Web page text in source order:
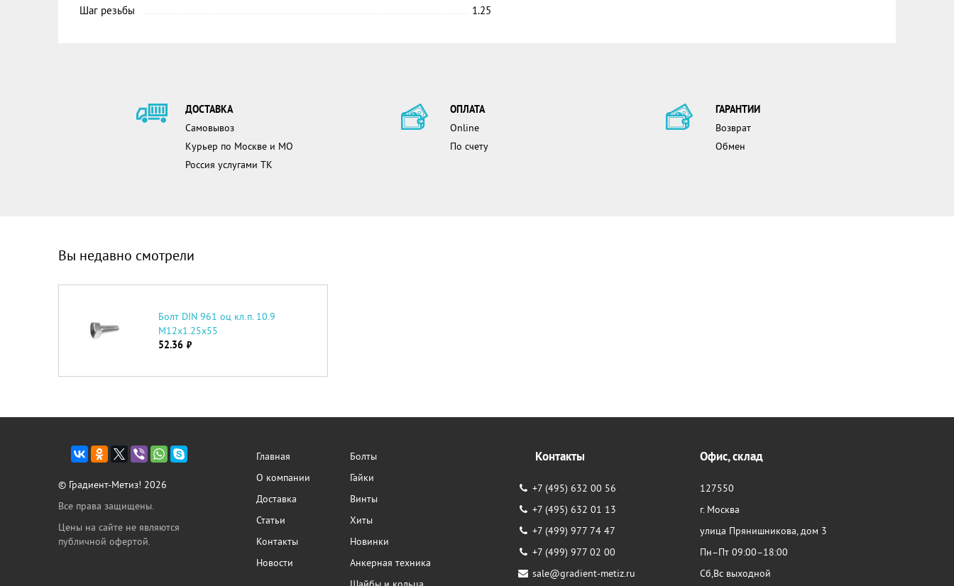
Шаг резьбы
1.25
ДОСТАВКА
Самовывоз
Курьер по Москве и МО
Россия услугами ТК
ОПЛАТА
Online
По счету
ГАРАНТИИ
Возврат
Обмен
Вы недавно смотрели
Болт DIN 961 оц кл.п. 10.9
М12х1.25х55
52.36 руб.
© Градиент-Метиз! 2026
Все права защищены.
Цены на сайте не являются
публичной офертой.
Главная
О компании
Доставка
Статьи
Контакты
Новости
Болты
Гайки
Винты
Хиты
Новинки
Анкерная техника
Контакты
+7 (495) 632 00 56
+7 (495) 632 01 13
+7 (499) 977 74 47
+7 (499) 977 02 00
sale@gradient-metiz.ru
Офис, склад
127550
г. Москва
улица Прянишникова, дом 3
Пн–Пт 09:00–18:00
Сб,Вс выходной